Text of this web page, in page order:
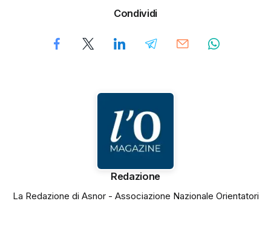
Condividi
Redazione
La Redazione di Asnor - Associazione Nazionale Orientatori